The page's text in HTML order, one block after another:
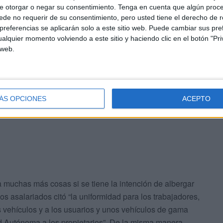
otorgar o negar su consentimiento. Tenga en cuenta que algún
no requerir de su consentimiento, pero usted tiene el derecho de
se aplicarán solo a este sitio web. Puede cambiar sus
momento volviendo a este sitio y haciendo clic en el botón
OPCIONES ACEPTO
dijo, no obstante, que, según su información,
a poner solamente que salte antes el taxímetro”.
día a la calle a buscarse la vida, sin un sueldo fijo.
que hacerlas los dueños de los vehículos, él sólo
el servicio”. En ese sentido se manifiestan los
en el que señalan que “el incremento es mínimo
sin perder calidad”.
más cosas si se tiene la intención de albergar
asalariados citó “la uniformidad para los trabajadores,
y a los usuarios y unos vehículos de gama